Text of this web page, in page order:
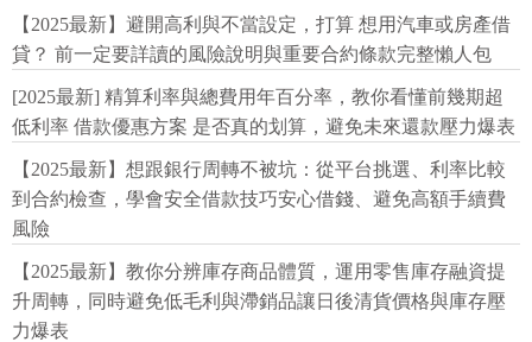
【2025最新】避開高利與不當設定，打算 想用汽車或房產借
貸？ 前一定要詳讀的風險說明與重要合約條款完整懶人包
[2025最新] 精算利率與總費用年百分率，教你看懂前幾期超
低利率 借款優惠方案 是否真的划算，避免未來還款壓力爆表
【2025最新】想跟銀行周轉不被坑：從平台挑選、利率比較
到合約檢查，學會安全借款技巧安心借錢、避免高額手續費
風險
【2025最新】教你分辨庫存商品體質，運用零售庫存融資提
升周轉，同時避免低毛利與滯銷品讓日後清貨價格與庫存壓
力爆表